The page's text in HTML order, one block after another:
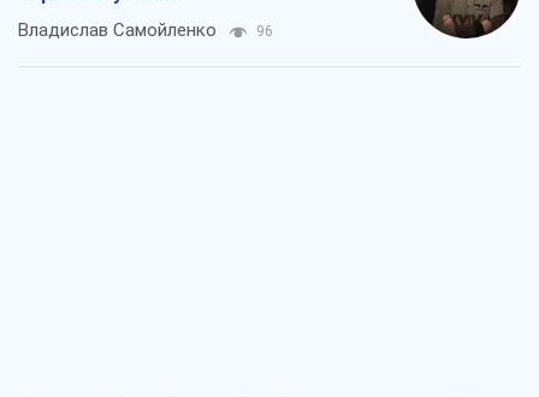
Владислав Самойленко 96